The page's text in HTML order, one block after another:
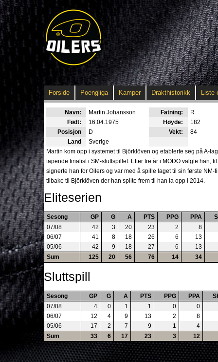
Forside Poengliga Kamper Drakthistorikk Liste
Navn: Martin Johansson Fatning:
R
Født:
16.04.1975 Høyde:
182
Posisjon
D Vekt:
84
Land
Sverige
Martin kom opp i systemet til Björklöven og etablerte seg på A-
tapende finalist i SM-sluttspillet. Etter tre år i MODO valgte han,
signerte han for Oilers og var med å spille laget til sin første
tilbake til Björklöven der han spilte frem til han la opp i 2014.
Eliteserien
Sesong GP G A PTS PPG PPA
07/08
42 3 20 23 2
8
06/07
41 8 18 26 6
13
05/06
42 9 18 27 6
13
Sum
125 20 56 76 14 34
Sluttspill
Sesong GP G A PTS PPG PPA
07/08
4 0 1 1 0
0
06/07
12 4 9 13 2
8
05/06
17 2 7 9 1
4
Sum
33 6 17 23 3 12